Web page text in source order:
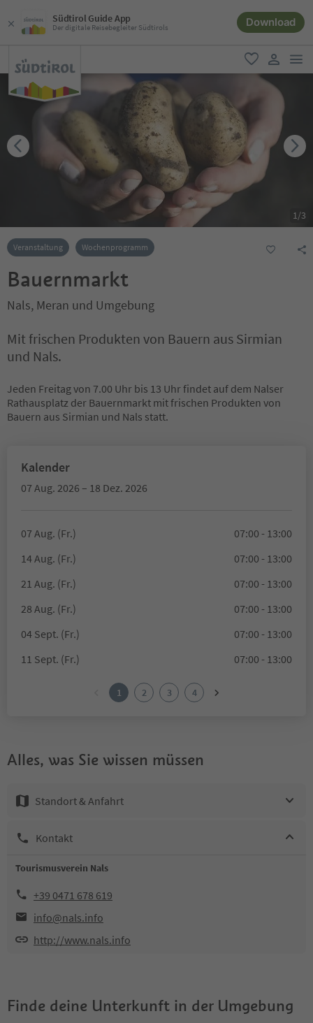
Südtirol Guide App
Der digitale Reisebegleiter Südtirols Download
favorit
user link
1/3
Veranstaltung Wochenprogramm
Bauernmarkt
Nals, Meran und Umgebung
Mit frischen Produkten von Bauern aus Sirmian
und Nals.
Jeden Freitag von 7.00 Uhr bis 13 Uhr findet auf dem Nalser
Rathausplatz der Bauernmarkt mit frischen Produkten von
Bauern aus Sirmian und Nals statt.
Kalender
07 Aug. 2026 – 18 Dez. 2026
07 Aug. (Fr.)
07:00 - 13:00
14 Aug. (Fr.)
07:00 - 13:00
21 Aug. (Fr.)
07:00 - 13:00
28 Aug. (Fr.)
07:00 - 13:00
04 Sept. (Fr.)
07:00 - 13:00
11 Sept. (Fr.)
07:00 - 13:00
1 2 3 4
Alles, was Sie wissen müssen
Standort & Anfahrt
Kontakt
Tourismusverein Nals
+39 0471 678 619
info@nals.info
http://www.nals.info
Finde deine Unterkunft in der Umgebung